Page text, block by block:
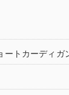
ートカーディガ